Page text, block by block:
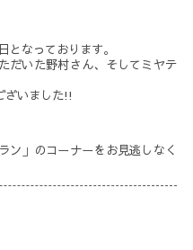
となっております。
だいた野村さん、そしてミヤテ
ざいました!!
ン」のコーナーをお見逃しなく